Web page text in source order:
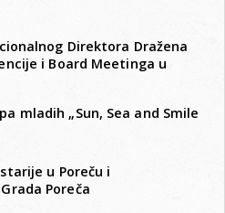
Direktora Dražena
i Board Meetinga u
mladih „Sun, Sea and Smile
u Poreču i
Poreča